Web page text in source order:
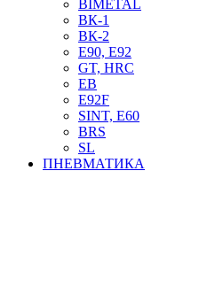
BIMETAL
ВК-1
ВК-2
Е90, E92
GT, HRC
EB
Е92F
SINT, E60
BRS
SL
ПНЕВМАТИКА